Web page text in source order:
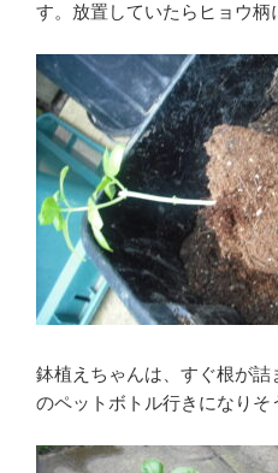
す。放置していたらヒョウ柄
鉢植えちゃんは、すぐ根が詰
のペットボトル行きになりそ